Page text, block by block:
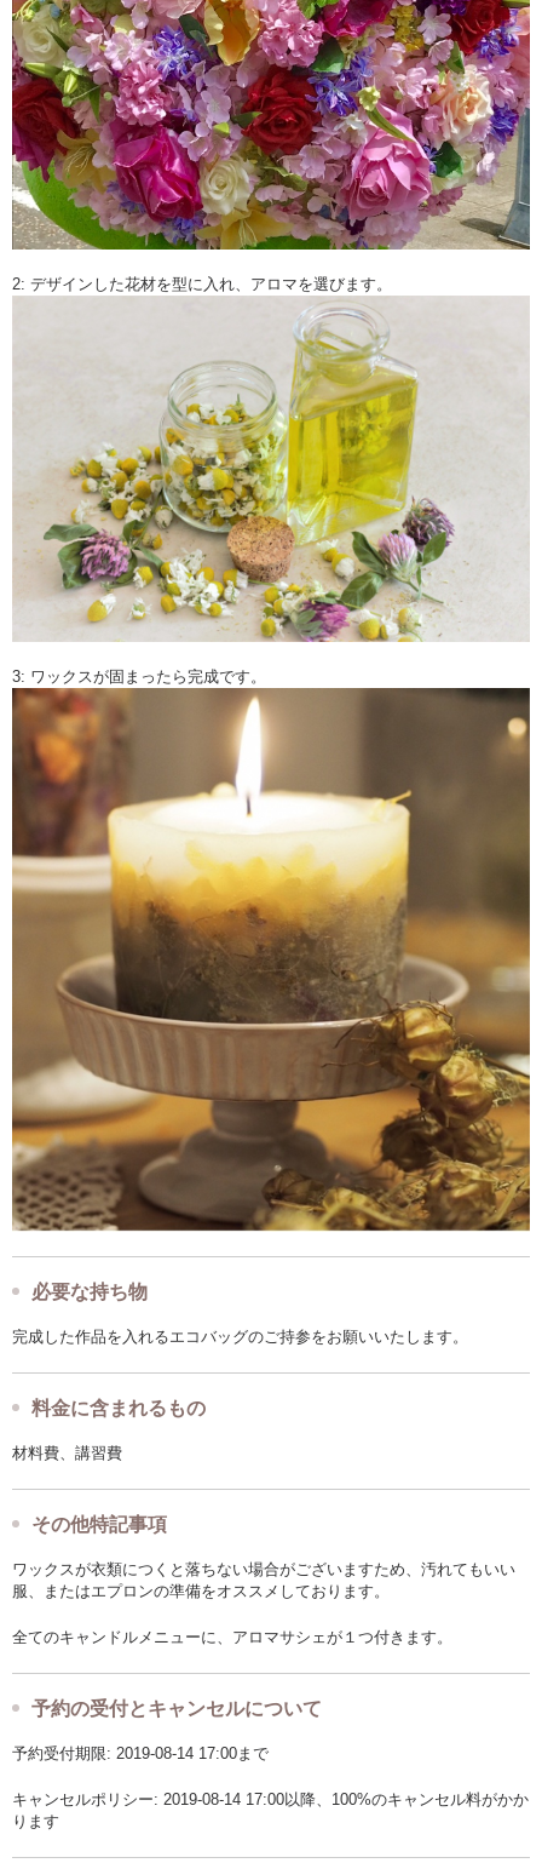
2: デザインした花材を型に入れ、アロマを選びます。
3: ワックスが固まったら完成です。
必要な持ち物
完成した作品を入れるエコバッグのご持参をお願いいたします。
料金に含まれるもの
材料費、講習費
その他特記事項
ワックスが衣類につくと落ちない場合がございますため、汚れてもいい
服、またはエプロンの準備をオススメしております。
全てのキャンドルメニューに、アロマサシェが１つ付きます。
予約の受付とキャンセルについて
予約受付期限: 2019-08-14 17:00まで
キャンセルポリシー: 2019-08-14 17:00以降、100%のキャンセル料がかか
ります